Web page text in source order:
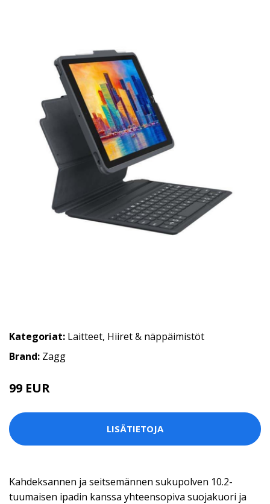
Kategoriat: Laitteet, Hiiret & näppäimistöt
Brand: Zagg
99 EUR
LISÄTIETOJA
Kahdeksannen ja seitsemännen sukupolven 10.2-
tuumaisen ipadin kanssa yhteensopiva suojakuori ja